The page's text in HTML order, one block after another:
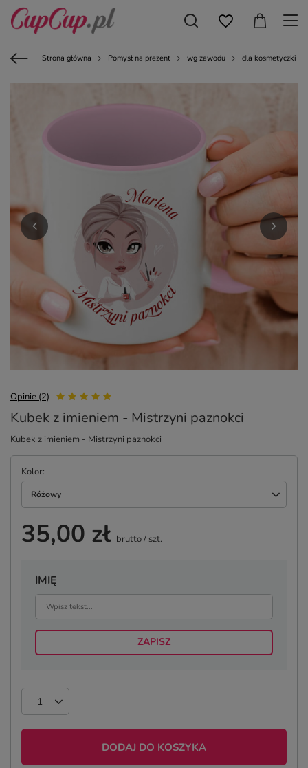
Strona główna Pomysł na prezent wg zawodu dla kosmetyczki
Opinie (2)
Kubek z imieniem - Mistrzyni paznokci
Kubek z imieniem - Mistrzyni paznokci
Kolor
Różowy
35,00 zł brutto/ szt.
IMIĘ
ZAPISZ
DODAJ DO KOSZYKA